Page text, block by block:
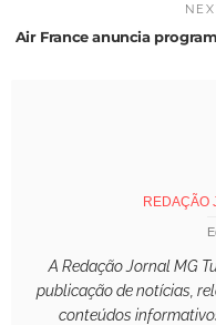
Air France anuncia
REDAÇÃO
A Redação Jornal MG
publicação de notícias,
conteúdos